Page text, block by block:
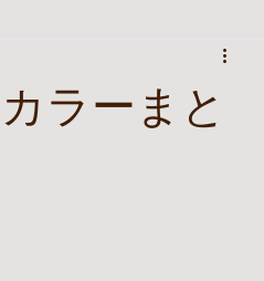
ラーまと